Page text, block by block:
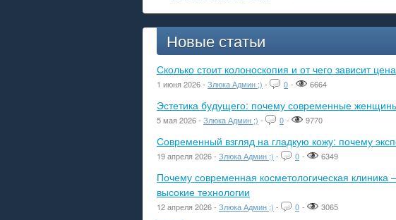
Новые статьи
Сколько стоит колоноскопия и от чего зависит
1 июня 2026 - Злюка Админ ;) - 0 - 6664
Эстетика будущего: почему современные
5 мая 2026 - Злюка Админ ;) - 0 - 9770
Современный взгляд на гладкую кожу: почему
19 апреля 2026 - Злюка Админ ;) - 0 - 6349
Почему современная косметологическая
высокие технологии
12 апреля 2026 - Злюка Админ ;) - 0 - 3065